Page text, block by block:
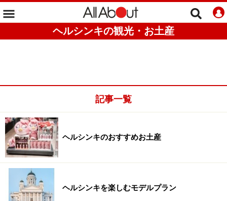
ヘルシンキの観光・お土産
記事一覧
ヘルシンキのおすすめお土産
ヘルシンキを楽しむモデルプラン